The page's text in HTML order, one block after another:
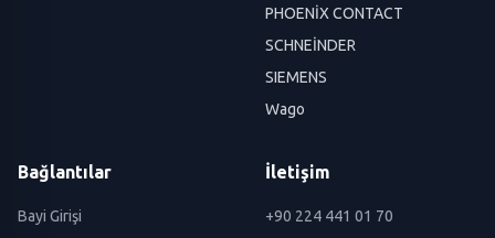
PHOENİX CONTACT
SCHNEİNDER
SIEMENS
Wago
Bağlantılar
Bayi Girişi
İletişim
+90 224 441 01 70